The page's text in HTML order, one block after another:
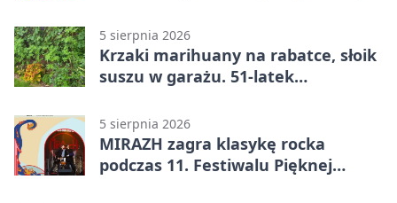
5 sierpnia 2026
Krzaki marihuany na rabatce, słoik
suszu w garażu. 51-latek
5 sierpnia 2026
MIRAZH zagra klasykę rocka
podczas 11. Festiwalu Pięknej